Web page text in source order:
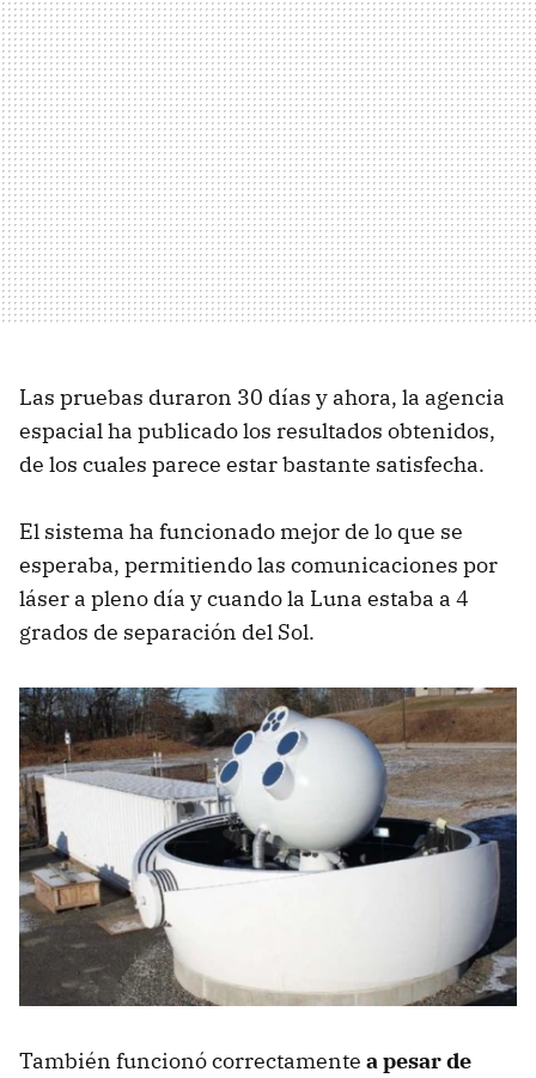
Las pruebas duraron 30 días y ahora, la agencia
espacial ha publicado los resultados obtenidos,
de los cuales parece estar bastante satisfecha.
El sistema ha funcionado mejor de lo que se
esperaba, permitiendo las comunicaciones por
láser a pleno día y cuando la Luna estaba a 4
grados de separación del Sol.
También funcionó correctamente a pesar de